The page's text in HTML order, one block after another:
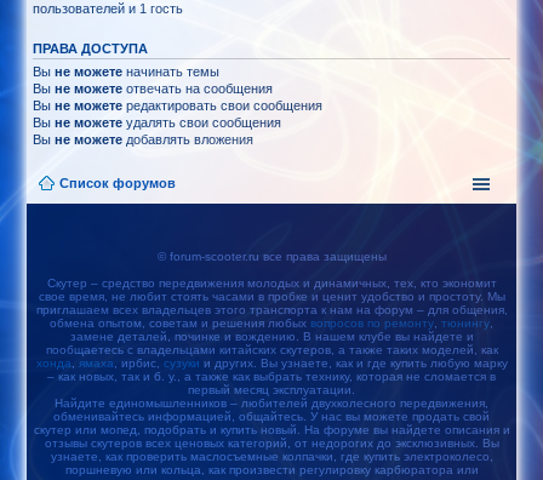
пользователей и 1 гость
ПРАВА ДОСТУПА
Выне можете начинать темы
Выне можете отвечать на сообщения
Выне можете редактировать свои сообщения
Выне можете удалять свои сообщения
Выне можете добавлять вложения
Список форумов
© forum-scooter.ru все права защищены
Скутер – средство передвижения молодых и динамичных, тех, кто экономит
свое время, не любит стоять часами в пробке и ценит удобство и простоту. Мы
приглашаем всех владельцев этого транспорта к нам на форум – для общения,
обмена опытом, советам и решения любых вопросов по ремонту тюнингу
замене деталей, починке и вождению. В нашем клубе вы найдете и
пообщаетесь с владельцами китайских скутеров, а также таких моделей, как
хонда
ямаха , ирбис, сузуки и других. Вы узнаете, как и где купить любую марку
– как новых, так и б. у., а также как выбрать технику, которая не сломается в
первый месяц эксплуатации.
Найдите единомышленников – любителей двухколесного передвижения,
обменивайтесь информацией, общайтесь. У нас вы можете продать свой
скутер или мопед, подобрать и купить новый. На форуме вы найдете описания и
отзывы скутеров всех ценовых категорий, от недорогих до эксклюзивных. Вы
узнаете, как проверить маслосъемные колпачки, где купить электроколесо,
поршневую или кольца, как произвести регулировку карбюратора или